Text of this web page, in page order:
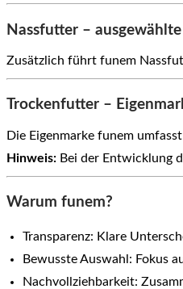
Nassfutter –
Zusätzlich führt funem
Trockenfutter –
Die Eigenmarke funem
Hinweis: Bei der Entwicklung
Warum funem?
Transparenz: Klare
Bewusste Auswahl: Fokus
Nachvollziehbarkeit: